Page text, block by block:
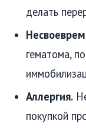
делать
гематома,
Аллергия.
покупкой